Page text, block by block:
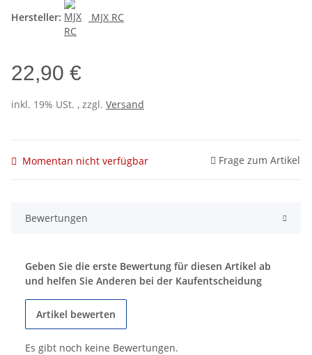
Hersteller:
MJX RC
22,90 €
inkl. 19% USt. , zzgl. Versand
Momentan nicht verfügbar Frage zum Artikel
Bewertungen
Geben Sie die erste Bewertung für diesen Artikel ab
und helfen Sie Anderen bei der Kaufentscheidung
Artikel bewerten
Es gibt noch keine Bewertungen.